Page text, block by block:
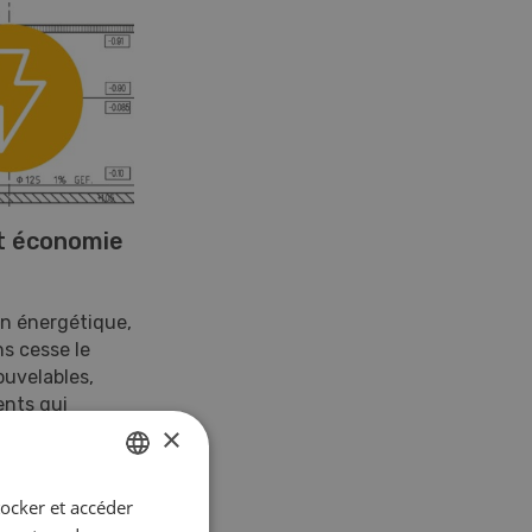
économie
énergétique,
cesse le
qui
GERMAN
×
et accéder